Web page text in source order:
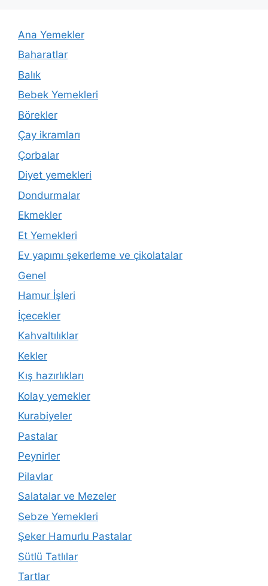
Ana Yemekler
Baharatlar
Balık
Bebek Yemekleri
Börekler
Çay ikramları
Çorbalar
Diyet yemekleri
Dondurmalar
Ekmekler
Et Yemekleri
Ev yapımı şekerleme ve çikolatalar
Genel
Hamur İşleri
İçecekler
Kahvaltılıklar
Kekler
Kış hazırlıkları
Kolay yemekler
Kurabiyeler
Pastalar
Peynirler
Pilavlar
Salatalar ve Mezeler
Sebze Yemekleri
Şeker Hamurlu Pastalar
Sütlü Tatlılar
Tartlar